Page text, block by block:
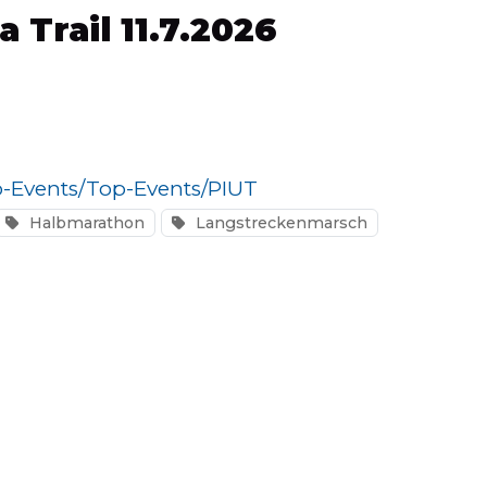
Trail 11.7.2026
Top-Events/PIUT
Halbmarathon Langstreckenmarsch